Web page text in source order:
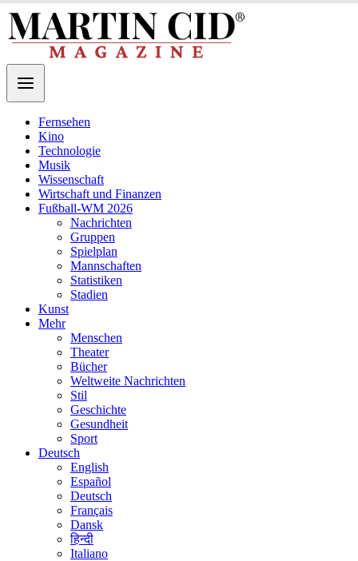
Fernsehen
Kino
Technologie
Musik
Wissenschaft
Wirtschaft und Finanzen
Fußball-WM 2026
Nachrichten
Gruppen
Spielplan
Mannschaften
Statistiken
Stadien
Kunst
Mehr
Menschen
Theater
Bücher
Weltweite Nachrichten
Stil
Geschichte
Gesundheit
Sport
Deutsch
English
Español
Deutsch
Français
Dansk
हिन्दी
Italiano